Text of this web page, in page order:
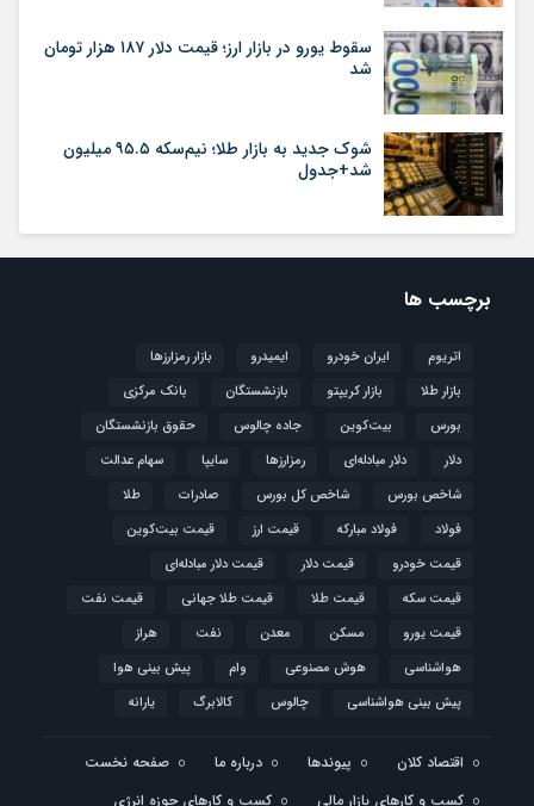
سقوط یورو در بازار ارز؛ قیمت دلار ۱۸۷ هزار تومان
شد
شوک جدید به بازار طلا؛ نیم‌سکه ۹۵.۵ میلیون
شد+جدول
برچسب ها
اتریوم ایران خودرو ایمیدرو
بازار رمزارزها
بازار طلا
بازار کریپتو بازنشستگان
بانک مرکزی
بورس
بیت‌کوین جاده چالوس
حقوق بازنشستگان
دلار
دلار مبادله‌ای رمزارزها سایپا
سهام عدالت
شاخص بورس
شاخص کل بورس صادرات
طلا
فولاد
فولاد مبارکه قیمت ارز
قیمت بیت‌کوین
قیمت خودرو
قیمت دلار
قیمت دلار مبادله‌ای
قیمت سکه
قیمت طلا قیمت طلا جهانی
قیمت نفت
قیمت یورو
مسکن معدن نفت
هراز
هواشناسی
هوش مصنوعی وام
پیش بینی هوا
پیش بینی هواشناسی
چالوس کالابرگ یارانه
اقتصاد کلان پیوندها درباره ما
صفحه نخست
کسب و کارهای بازار مالی
کسب و کارهای حوزه انرژی